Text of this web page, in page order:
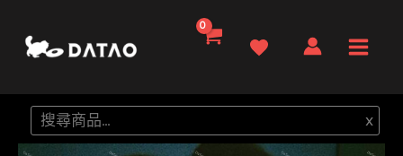
要
Menu
搜
尋
x